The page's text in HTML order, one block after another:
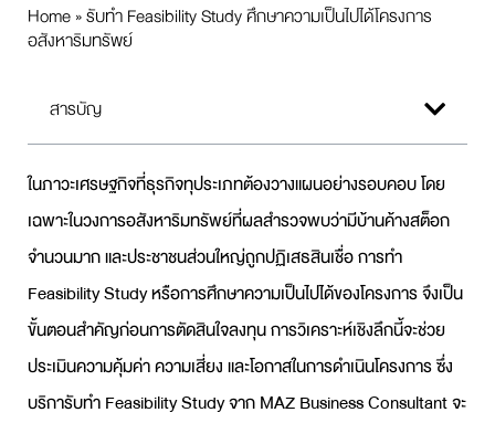
Home»รับทำ Feasibility Study ศึกษาความเป็นไปได้โครงการ
อสังหาริมทรัพย์
สารบัญ
ในภาวะเศรษฐกิจที่ธุรกิจทุประเภทต้องวางแผนอย่างรอบคอบ โดย
เฉพาะในวงการอสังหาริมทรัพย์ที่ผลสำรวจพบว่ามีบ้านค้างสต็อก
จำนวนมาก และประชาชนส่วนใหญ่ถูกปฏิเสธสินเชื่อ การทำ
Feasibility Study หรือการศึกษาความเป็นไปได้ของโครงการ จึงเป็น
ขั้นตอนสำคัญก่อนการตัดสินใจลงทุน การวิเคราะห์เชิงลึกนี้จะช่วย
ประเมินความคุ้มค่า ความเสี่ยง และโอกาสในการดำเนินโครงการ ซึ่ง
บริการับทำ Feasibility Study จาก MAZ Business Consultant จะ